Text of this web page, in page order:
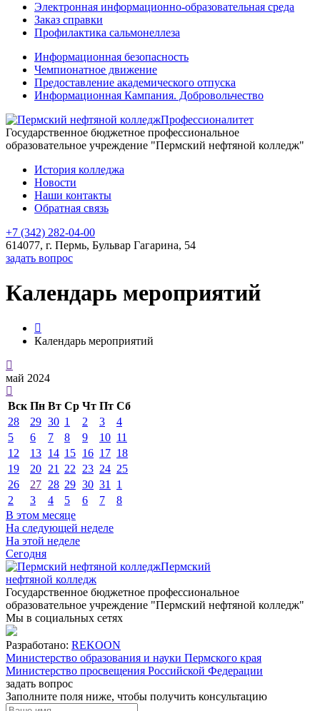
Электронная информационно-образовательная среда
Заказ справки
Профилактика сальмонеллеза
Информационная безопасность
Чемпионатное движение
Предоставление академического отпуска
Информационная Кампания. Добровольчество
Профессионалитет
Государственное бюджетное профессиональное
образовательное учреждение "Пермский нефтяной колледж"
История колледжа
Новости
Наши контакты
Обратная связь
+7 (342) 282-04-00
614077, г. Пермь, Бульвар Гагарина, 54
задать вопрос
Календарь мероприятий
Календарь мероприятий
май 2024
Вск Пн Вт Ср Чт Пт Сб
28
29 30 1 2 3
4
5
6 7 8 9 10 11
12
13 14 15 16 17 18
19
20 21 22 23 24 25
26
27 28 29 30 31
1
2
3 4 5 6 7
8
В этом месяце
На следующей неделе
На этой неделе
Сегодня
Пермский
нефтяной колледж
Государственное бюджетное профессиональное
образовательное учреждение "Пермский нефтяной колледж"
Мы в социальных сетях
Разработано: REKOON
Министерство образования и науки Пермского края
Министерство просвещения Российской Федерации
задать вопрос
Заполните поля ниже, чтобы получить консультацию